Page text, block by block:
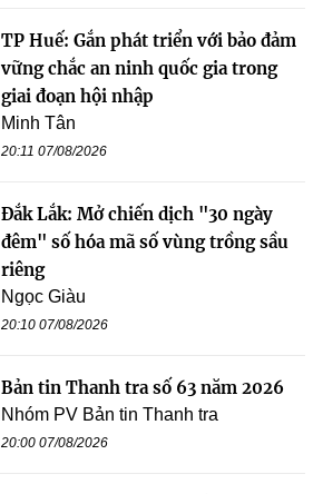
TP Huế: Gắn phát triển với bảo đảm
vững chắc an ninh quốc gia trong
giai đoạn hội nhập
Minh Tân
20:11 07/08/2026
Đắk Lắk: Mở chiến dịch "30 ngày
đêm" số hóa mã số vùng trồng sầu
riêng
Ngọc Giàu
20:10 07/08/2026
Bản tin Thanh tra số 63 năm 2026
Nhóm PV Bản tin Thanh tra
20:00 07/08/2026